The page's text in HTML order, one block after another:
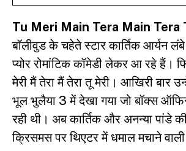
Tu Meri Main Tera Main Tera
बॉलीवुड के चहेते स्टारकार्तिक आर्यनलंबे
प्योर रोमांटिक कॉमेडी लेकर आ रहे हैं।
मेरी मैं तेरा मैं तेरा तू मेरी। आखिरी बार
भूल भुलैया 3 में देखा गया जो बॉक्स
रही थी। अब कार्तिक और अनन्या पांडे
क्रिसमस पर थिएटर में धमाल मचाने